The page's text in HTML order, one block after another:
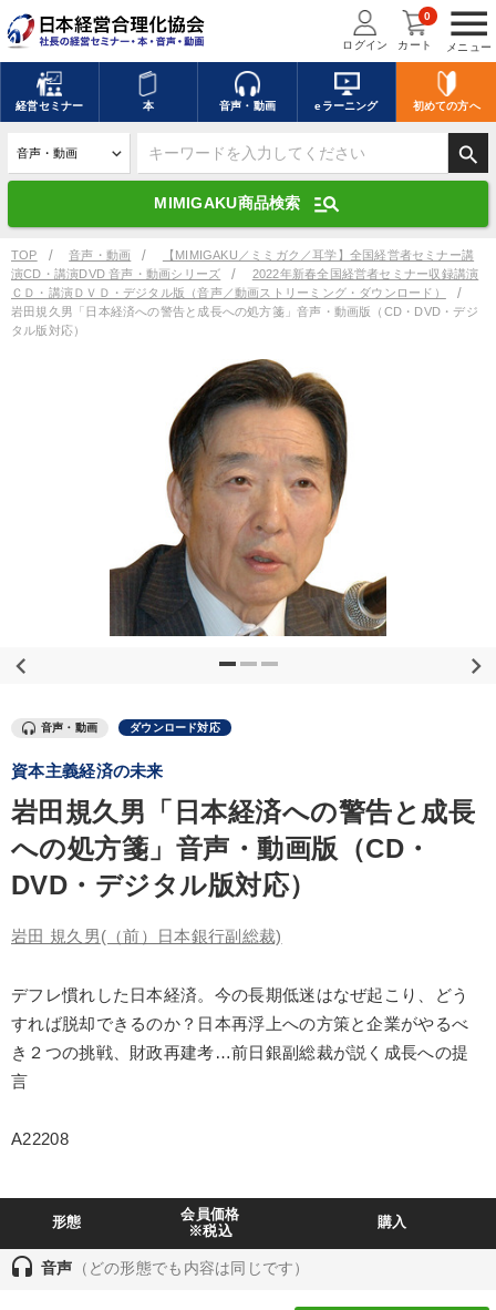
menu
メニュー
ログイン カート
0
経営セミナー 本 音声・動画 eラーニング 初めての方へ
search
MIMIGAKU商品検索 manage_search
キーワードを入力して探す
デジタル版対応のみ検索結果に表示する
search 上記の条件で検索
mic 講演収録物を探す
全国経営者セミナー講演収録物（全1315タイトル）からお探しいただけ
優秀各社の智恵と戦略 事業家のロマンと経営
若手異才経営者の発想 専門家のアドバイス
リーダーの器量を学ぶ
テーマ
2026年夏季全国経営者セミナー収録講演ＣＤ・講演ＤＶＤ・デジ
【2026年7月】音声・映像ご案内商品
経営戦略・経営実務 営業・社員研修
仕事のスキルと人間力を高める知恵を身につける
製造業 卸売・小売・飲食業 建設・不動産業
専門家
キーワード
労務問題・人事対策 不動産投資 通販 早分かり
TOP 音声・動画
【MIMIGAKU／ミミガク／耳学】全国経営者セミナー講
演CD・講演DVD 音声・動画シリーズ
2022年新春全国経営者セミナー収録講演
ＣＤ・講演ＤＶＤ・デジタル版（音声／動画ストリーミング・ダウンロード）
岩田規久男「日本経済への警告と成長への処方箋」音声・動画版（CD・DVD・デジ
タル版対応）
音声・動画 ダウンロード対応
資本主義経済の未来
岩田規久男「日本経済への警告と成長
への処方箋」音声・動画版（CD・
DVD・デジタル版対応）
岩田 規久男(（前）日本銀行副総裁)
デフレ慣れした日本経済。今の長期低迷はなぜ起こり、どう
すれば脱却できるのか？日本再浮上への方策と企業がやるべ
き２つの挑戦、財政再建考…前日銀副総裁が説く成長への提
言
A22208
形態
会員価格
※税込
購入
headset 音声 （どの形態でも内容は同じです）